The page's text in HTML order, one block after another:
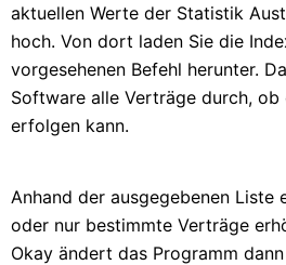
aktuellen Werte der Statistik
hoch. Von dort laden Sie die
vorgesehenen Befehl herunter.
Software alle Verträge durch, ob
erfolgen kann.
Anhand der ausgegebenen Liste
oder nur bestimmte Verträge
Okay ändert das Programm